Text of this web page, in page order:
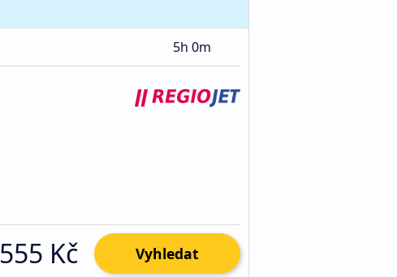
5h 0m
555 Kč Vyhledat